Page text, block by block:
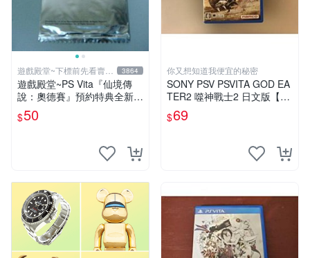
遊戲殿堂~下標前先看賣場
關於我
3864
遊戲殿堂~PS Vita『仙境傳
說：奧德賽』預約特典全新未
使用(不含遊戲片喔)
$50
你又想知道我便宜的秘密
SONY PSV PSVITA GOD EA
TER2 噬神戰士2 日文版【下
標前請先詢問】G14459
$69